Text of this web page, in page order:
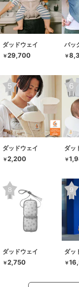
ダッドウェイ
￥29,700 ￥
ダッドウェイ
￥2,200
ダッ
￥
ダッドウェイ
￥2,750
ダッ
￥